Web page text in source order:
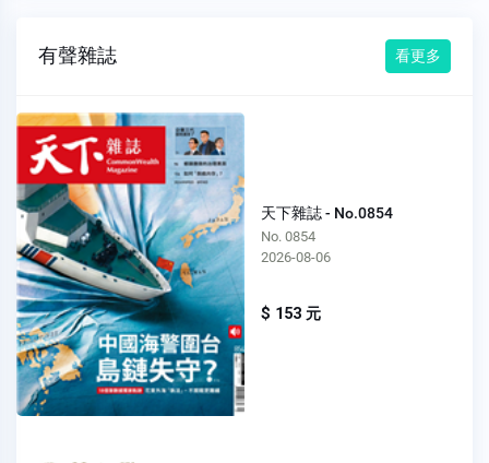
有聲雜誌 看更多
天下雜誌 - No.0854
No. 0854
2026-08-06
$ 153 元